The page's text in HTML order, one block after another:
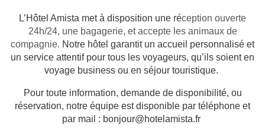
L’Hôtel Amista met à disposition une réception ouverte
24h/24, une bagagerie, et accepte les animaux de
compagnie. Notre hôtel garantit un accueil personnalisé et
un service attentif pour tous les voyageurs, qu’ils soient en
voyage business ou en séjour touristique.
Pour toute information, demande de disponibilité, ou
réservation, notre équipe est disponible par téléphone et
par mail : bonjour@hotelamista.fr